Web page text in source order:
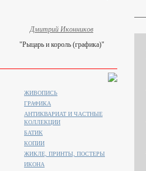
Дмитрий Иконников
"Рыцарь и король (графика)"
ЖИВОПИСЬ
ГРАФИКА
АНТИКВАРИАТ И ЧАСТНЫЕ
КОЛЛЕКЦИИ
БАТИК
КОПИИ
ЖИКЛЕ, ПРИНТЫ, ПОСТЕРЫ
ИКОНА